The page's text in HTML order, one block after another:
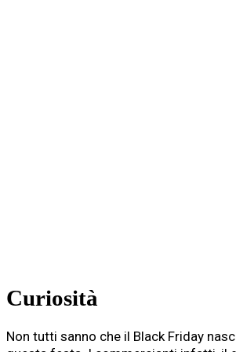
Curiosità
Non tutti sanno che il Black Friday